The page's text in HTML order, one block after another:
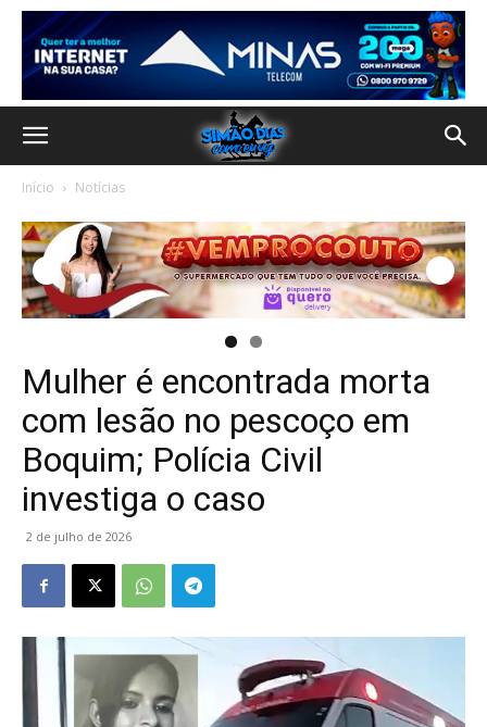
Início Notícias
Mulher é encontrada morta
com lesão no pescoço em
Boquim; Polícia Civil
investiga o caso
2 de julho de 2026